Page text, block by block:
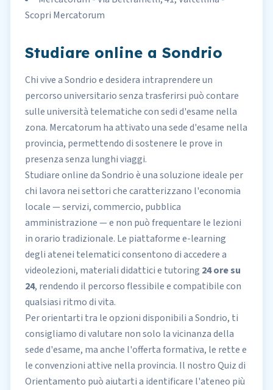
Scopri Mercatorum
Studiare online a Sondrio
Chi vive a Sondrio e desidera intraprendere un
percorso universitario senza trasferirsi può contare
sulleuniversità telematichecon sedi d'esame nella
zona. Mercatorum ha attivato una sede d'esame nella
provincia, permettendo di sostenere le prove in
presenza senza lunghi viaggi.
Studiare online da Sondrio è una soluzione ideale per
chi lavora nei settoriche caratterizzano l'economia
locale — servizi, commercio, pubblica
amministrazione — e non può frequentare le lezioni
in orario tradizionale. Le piattaforme e-learning
degli atenei telematici consentono di accedere a
videolezioni, materiali didattici e tutoring 24 ore su
24, rendendo il percorso flessibile e compatibile con
qualsiasi ritmo di vita.
Per orientarti tra le opzioni disponibili a Sondrio, ti
consigliamo di valutare non solo la vicinanza della
sede d'esame, ma anche l'offerta formativa, le rettee
le convenzioni attive nella provincia. Il nostroQuiz di
Orientamento può aiutarti a identificare l'ateneo più